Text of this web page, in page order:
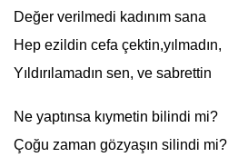
Değer verilmedi kadınım sana
Hep ezildin cefa çektin,yılmadın,
Yıldırılamadın sen, ve sabrettin
Ne yaptınsa kıymetin bilindi mi?
Çoğu zaman gözyaşın silindi mi?